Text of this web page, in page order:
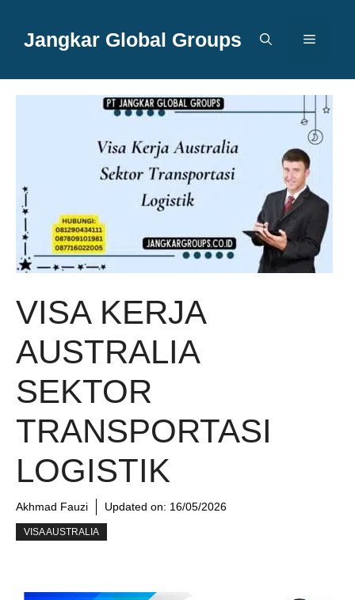
Jangkar Global Groups Menu
VISA KERJA
AUSTRALIA
SEKTOR
TRANSPORTASI
LOGISTIK
Akhmad Fauzi Updated on: 16/05/2026
VISA AUSTRALIA